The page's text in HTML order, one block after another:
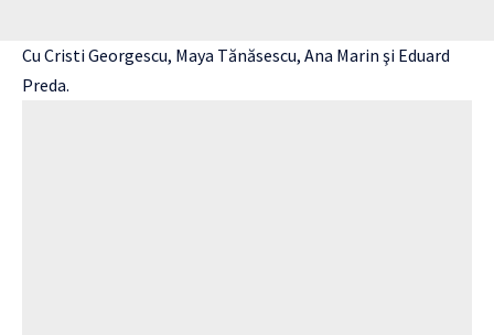
Cu Cristi Georgescu, Maya Tănăsescu, Ana Marin şi Eduard
Preda.